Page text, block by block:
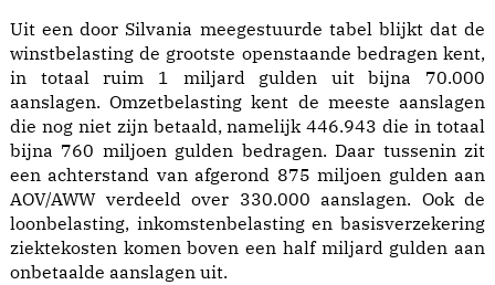
Uit een door Silvania meegestuurde tabel blijkt dat de
winstbelasting de grootste openstaande bedragen kent,
in totaal ruim 1 miljard gulden uit bijna 70.000
aanslagen. Omzetbelasting kent de meeste aanslagen
die nog niet zijn betaald, namelijk 446.943 die in totaal
bijna 760 miljoen gulden bedragen. Daar tussenin zit
een achterstand van afgerond 875 miljoen gulden aan
AOV/AWW verdeeld over 330.000 aanslagen. Ook de
loonbelasting, inkomstenbelasting en basisverzekering
ziektekosten komen boven een half miljard gulden aan
onbetaalde aanslagen uit.